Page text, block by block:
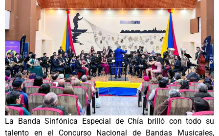
La Banda Sinfónica Especial de Chía brilló con todo su
talento en el Concurso Nacional de Bandas Musicales,